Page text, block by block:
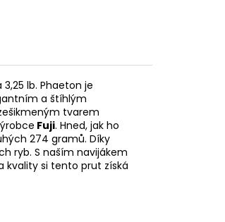
lb. Phaeton je
a štíhlým
tvarem
Fuji. Hned, jak ho
274 gramů. Díky
ryb. S naším navijákem
kvality si tento prut získá